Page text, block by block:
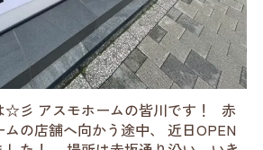
☆彡 アスモホームの皆川です！ 赤
の店舗へ向かう途中、 近日OPEN